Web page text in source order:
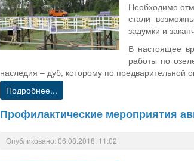
Необходимо
стали
задумки и
В настоящее
работы по
наследия – дуб, которому по предварительной
Подробнее...
Профилактические мероприятия
Опубликовано: 06.08.2018, 11:02